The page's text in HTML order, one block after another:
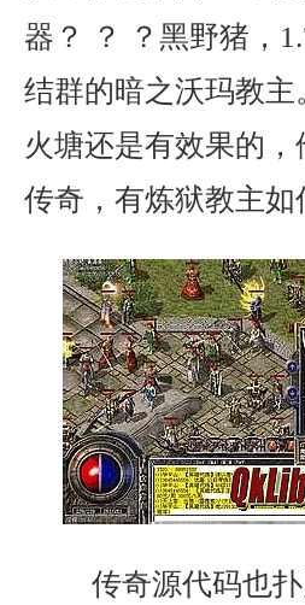
器？ ？ ？黑野猪，
结群的暗之沃玛教
火塘还是有效果的
传奇，有炼狱教主
传奇源代码也